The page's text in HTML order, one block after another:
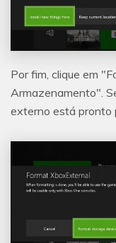
Por fim, clique em
Armazenamento".
externo está pronto